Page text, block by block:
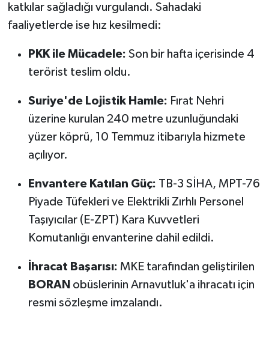
katkılar sağladığı vurgulandı. Sahadaki
faaliyetlerde ise hız kesilmedi:
PKK ile Mücadele: Son bir hafta içerisinde 4
terörist teslim oldu.
Suriye'de Lojistik Hamle: Fırat Nehri
üzerine kurulan 240 metre uzunluğundaki
yüzer köprü, 10 Temmuz itibarıyla hizmete
açılıyor.
Envantere Katılan Güç: TB-3 SİHA, MPT-76
Piyade Tüfekleri ve Elektrikli Zırhlı Personel
Taşıyıcılar (E-ZPT) Kara Kuvvetleri
Komutanlığı envanterine dahil edildi.
İhracat Başarısı: MKE tarafından geliştirilen
BORAN obüslerinin Arnavutluk'a ihracatı için
resmi sözleşme imzalandı.